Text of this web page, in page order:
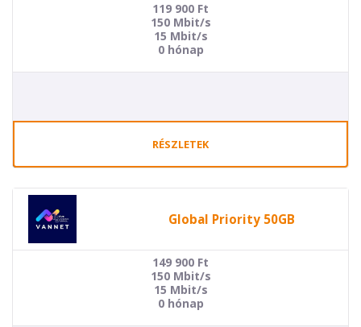
119 900 Ft
150 Mbit/s
15 Mbit/s
0 hónap
RÉSZLETEK
Global Priority 50GB
149 900 Ft
150 Mbit/s
15 Mbit/s
0 hónap